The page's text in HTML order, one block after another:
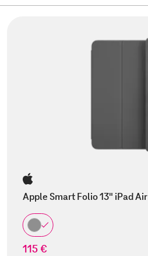
Apple Smart Folio 13" iPad Air
115 €